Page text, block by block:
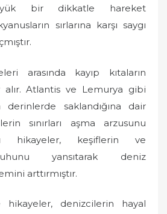
bir dikkatle hareket
sırlarına karşı saygı
arasında kayıp kıtaların
Atlantis ve Lemurya gibi
derinlerde saklandığına dair
sınırları aşma arzusunu
hikayeler, keşiflerin ve
yansıtarak deniz
arttırmıştır.
denizcilerin hayal